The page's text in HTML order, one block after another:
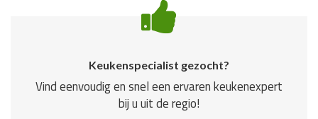
Keukenspecialist gezocht?
Vind eenvoudig en snel een ervaren keukenexpert
bij u uit de regio!